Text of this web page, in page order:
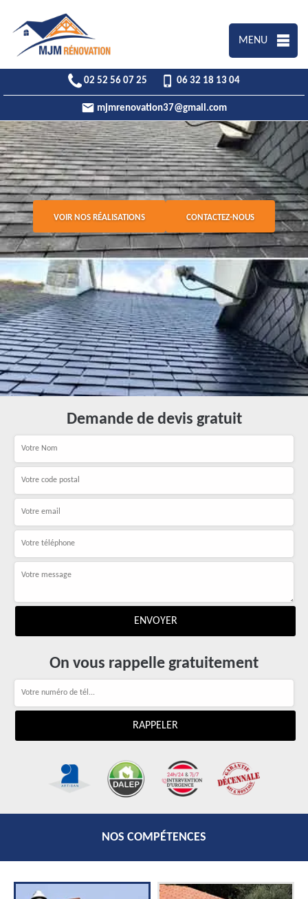
MENU
02 52 56 07 25 06 32 18 13 04
mjmrenovation37@gmail.com
VOIR NOS RÉALISATIONS CONTACTEZ-NOUS
Demande de devis gratuit
On vous rappelle gratuitement
NOS COMPÉTENCES